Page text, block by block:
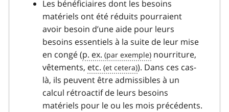
Les bénéficiaires dont les besoins
matériels ont été réduits pourraient
avoir besoin d’une aide pour leurs
besoins essentiels à la suite de leur mise
en congé (p. ex.
nourriture,
vêtements, etc.
). Dans ces cas-
là, ils peuvent être admissibles à un
calcul rétroactif de leurs besoins
matériels pour le ou les mois précédents.